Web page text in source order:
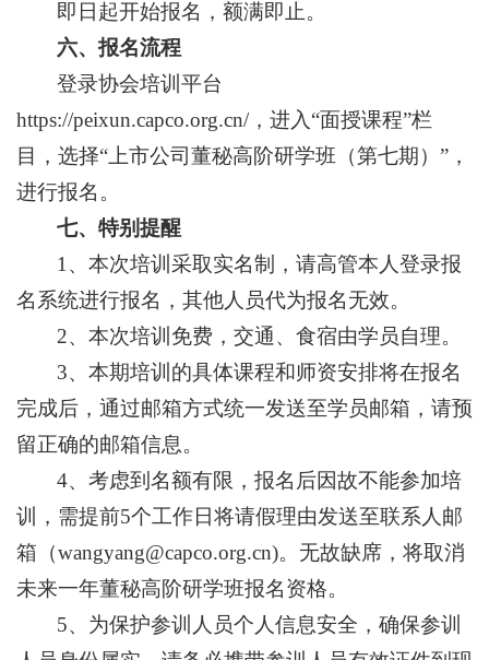
即日起开始报名，额满即止。
六、报名流程
登录协会培训平台
https://peixun.capco.org.cn/，进入“面授课程”栏
目，选择“上市公司董秘高阶研学班（第七期）”，
进行报名。
七、特别提醒
1、本次培训采取实名制，请高管本人登录报
名系统进行报名，其他人员代为报名无效。
2、本次培训免费，交通、食宿由学员自理。
3、本期培训的具体课程和师资安排将在报名
完成后，通过邮箱方式统一发送至学员邮箱，请预
留正确的邮箱信息。
4、考虑到名额有限，报名后因故不能参加培
训，需提前5个工作日将请假理由发送至联系人邮
箱（wangyang@capco.org.cn)。无故缺席，将取消
未来一年董秘高阶研学班报名资格。
5、为保护参训人员个人信息安全，确保参训